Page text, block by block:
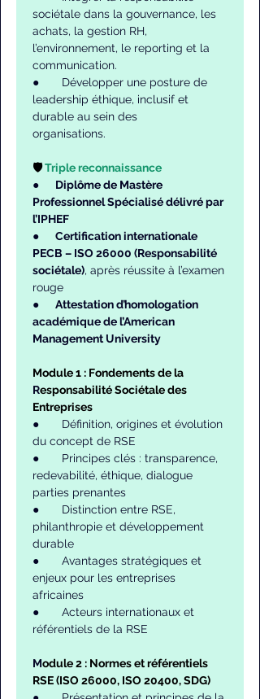
sociétale dans la gouvernance, les
achats, la gestion RH,
l’environnement, le reporting et la
communication.
●       Développer une posture de
leadership éthique, inclusif et
durable au sein des
organisations.
🛡️ Triple reconnaissance
● Diplôme de Mastère
Professionnel Spécialisé délivré par
l’IPHEF
● Certification internationale
PECB – ISO 26000 (Responsabilité
sociétale), après réussite à l’examen
rouge
● Attestation d’homologation
académique de l’American
Management University
Module 1 : Fondements de la
Responsabilité Sociétale des
Entreprises
●       Définition, origines et évolution
du concept de RSE
●       Principes clés : transparence,
redevabilité, éthique, dialogue
parties prenantes
●       Distinction entre RSE,
philanthropie et développement
durable
●       Avantages stratégiques et
enjeux pour les entreprises
africaines
●       Acteurs internationaux et
référentiels de la RSE
Module 2 : Normes et référentiels
RSE (ISO 26000, ISO 20400, SDG)